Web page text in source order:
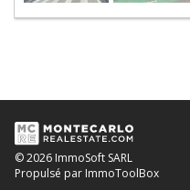
© 2026 ImmoSoft SARL
Propulsé par ImmoToolBox